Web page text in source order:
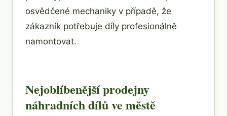
osvědčené mechaniky v případě, že
zákazník potřebuje díly profesionálně
namontovat.
Nejoblíbenější prodejny
náhradních dílů ve městě